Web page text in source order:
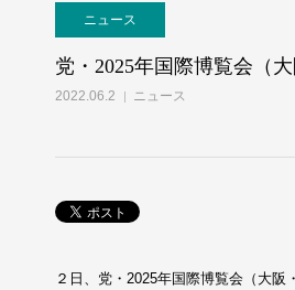
ニュース
党・2025年国際博覧会（
2022.06.2 ニュース
２日、党・2025年国際博覧会（大